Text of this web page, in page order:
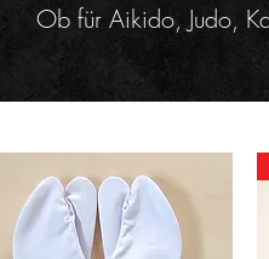
Ob für Aikido, Judo,